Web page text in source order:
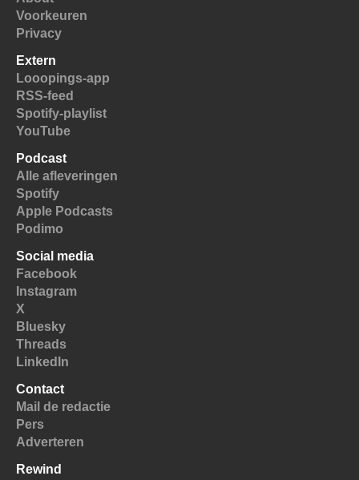
Voorkeuren
Privacy
Extern
Looopings-app
RSS-feed
Spotify-playlist
YouTube
Podcast
Alle afleveringen
Spotify
Apple Podcasts
Podimo
Social media
Facebook
Instagram
X
Bluesky
Threads
LinkedIn
Contact
Mail de redactie
Pers
Adverteren
Rewind